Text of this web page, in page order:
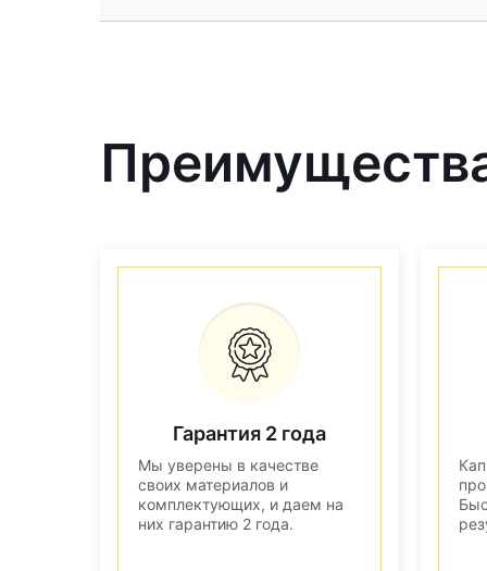
Гарантия 2 года
Мы уверены в качестве
своих материалов и
комплектующих, и даем на
них гарантию 2 года.